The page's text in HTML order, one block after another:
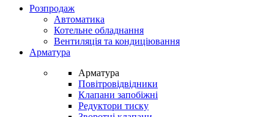
Розпродаж
Автоматика
Котельне обладнання
Вентиляція та кондиціювання
Арматура
Арматура
Повітровідвідники
Клапани запобіжні
Редуктори тиску